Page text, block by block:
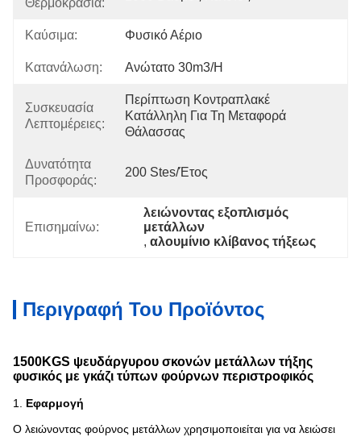
Θερμοκρασία:
Καύσιμα: Φυσικό Αέριο
Κατανάλωση: Ανώτατο 30m3/h
Συσκευασία
Λεπτομέρειες:
Περίπτωση Κοντραπλακέ
Κατάλληλη Για Τη Μεταφορά
Θάλασσας
Δυνατότητα
Προσφοράς:
200 Stes/έτος
Επισημαίνω:
λειώνοντας εξοπλισμός
μετάλλων
, αλουμίνιο κλίβανος τήξεως
Περιγραφή Του Προϊόντος
1500KGS ψευδάργυρου σκονών μετάλλων τήξης
φυσικός με γκάζι τύπων φούρνων περιστροφικός
1. Εφαρμογή
Ο λειώνοντας φούρνος μετάλλων χρησιμοποιείται για να λειώσει